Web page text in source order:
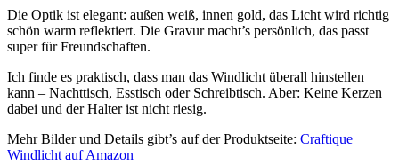
Die Optik ist elegant: außen weiß, innen gold, das Licht wird richtig
schön warm reflektiert. Die Gravur macht’s persönlich, das passt
super für Freundschaften.
Ich finde es praktisch, dass man das Windlicht überall hinstellen
kann – Nachttisch, Esstisch oder Schreibtisch. Aber: Keine Kerzen
dabei und der Halter ist nicht riesig.
Mehr Bilder und Details gibt’s auf der Produktseite: Craftique
Windlicht auf Amazon